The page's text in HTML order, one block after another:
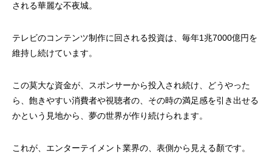
される華麗な不夜城。
テレビのコンテンツ制作に回される投資は、毎年1兆7000億円を
維持し続けています。
この莫大な資金が、スポンサーから投入され続け、どうやった
ら、飽きやすい消費者や視聴者の、その時の満足感を引き出せる
かという見地から、夢の世界が作り続けられます。
これが、エンターテイメント業界の、表側から見える顏です。